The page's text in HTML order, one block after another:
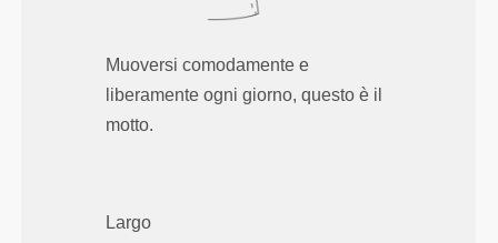
Muoversi comodamente e
liberamente ogni giorno, questo è il
motto.
Largo